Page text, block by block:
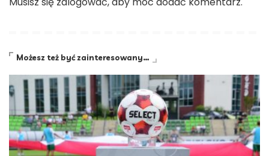
Możesz też być zainteresowany…